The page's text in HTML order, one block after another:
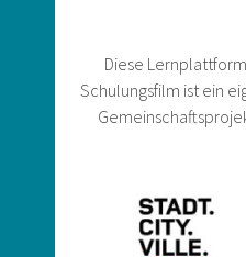
Diese
Schulungsfilm ist ein